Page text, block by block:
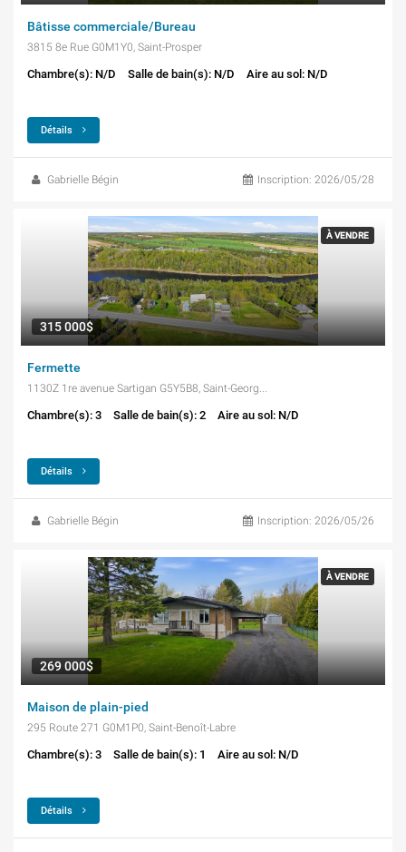
Bâtisse commerciale/Bureau
3815 8e Rue G0M1Y0, Saint-Prosper
Chambre(s): N/D Salle de bain(s): N/D Aire au sol: N/D
Détails
Gabrielle Bégin Inscription: 2026/05/28
À VENDRE
315 000$
Fermette
Chambre(s): 3 Salle de bain(s): 2 Aire au sol: N/D
Détails
Gabrielle Bégin Inscription: 2026/05/26
À VENDRE
269 000$
Maison de plain-pied
295 Route 271 G0M1P0, Saint-Benoît-Labre
Chambre(s): 3 Salle de bain(s): 1 Aire au sol: N/D
Détails